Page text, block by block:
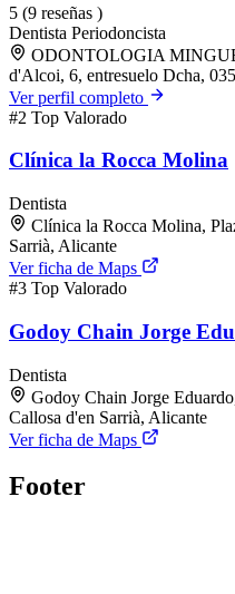
5 (9 reseñas )
Dentista Periodoncista
ODONTOLOGIA
d'Alcoi, 6, entresuelo Dcha,
Ver perfil completo
#2 Top Valorado
Clínica la Rocca Molina
Dentista
Clínica la Rocca Molina,
Sarrià, Alicante
Ver ficha de Maps
#3 Top Valorado
Godoy Chain Jorge
Dentista
Godoy Chain Jorge
Callosa d'en Sarrià, Alicante
Ver ficha de Maps
Footer